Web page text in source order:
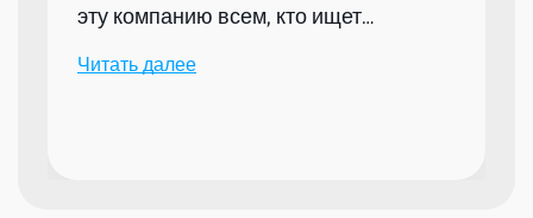
эту компанию всем, кто ищет
мероприятий.
Читать далее